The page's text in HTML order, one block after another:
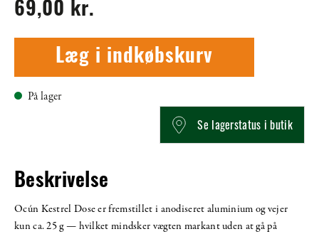
69,00 kr.
Læg i indkøbskurv
På lager
Se lagerstatus i butik
Beskrivelse
Ocún Kestrel Dose er fremstillet i anodiseret aluminium og vejer
kun ca. 25 g — hvilket mindsker vægten markant uden at gå på